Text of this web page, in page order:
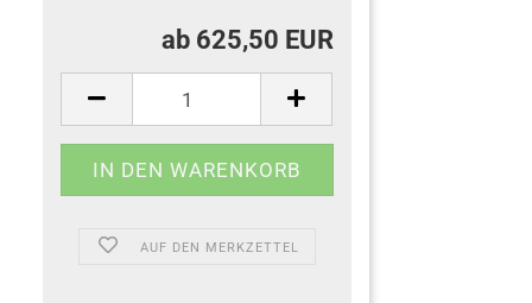
ab 625,50 EUR
AUF DEN MERKZETTEL